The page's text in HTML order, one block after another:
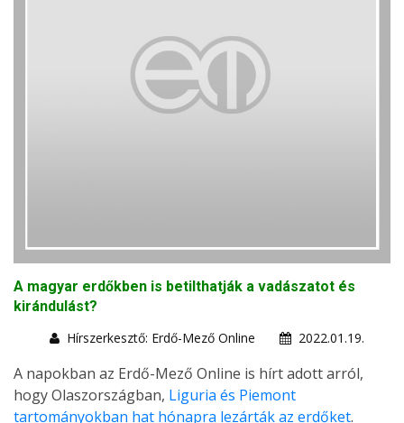
A magyar erdőkben is betilthatják a vadászatot és
kirándulást?
Hírszerkesztő: Erdő-Mező Online
2022.01.19.
A napokban az Erdő-Mező Online is hírt adott arról,
hogy Olaszországban, Liguria és Piemont
tartományokban hat hónapra lezárták az erdőket.